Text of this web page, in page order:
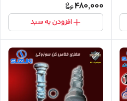
480,000
افزودن به سبد